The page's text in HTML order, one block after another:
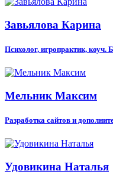
Завьялова Карина
Психолог, игропрактик, коуч.
Мельник Максим
Разработка сайтов и
Удовикина Наталья